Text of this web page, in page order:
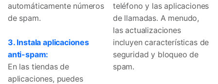
automáticamente números
de spam.
3. Instala aplicaciones
anti-spam:
En las tiendas de
aplicaciones, puedes
teléfono y las aplicaciones
de llamadas. A menudo,
las actualizaciones
incluyen características de
seguridad y bloqueo de
spam.